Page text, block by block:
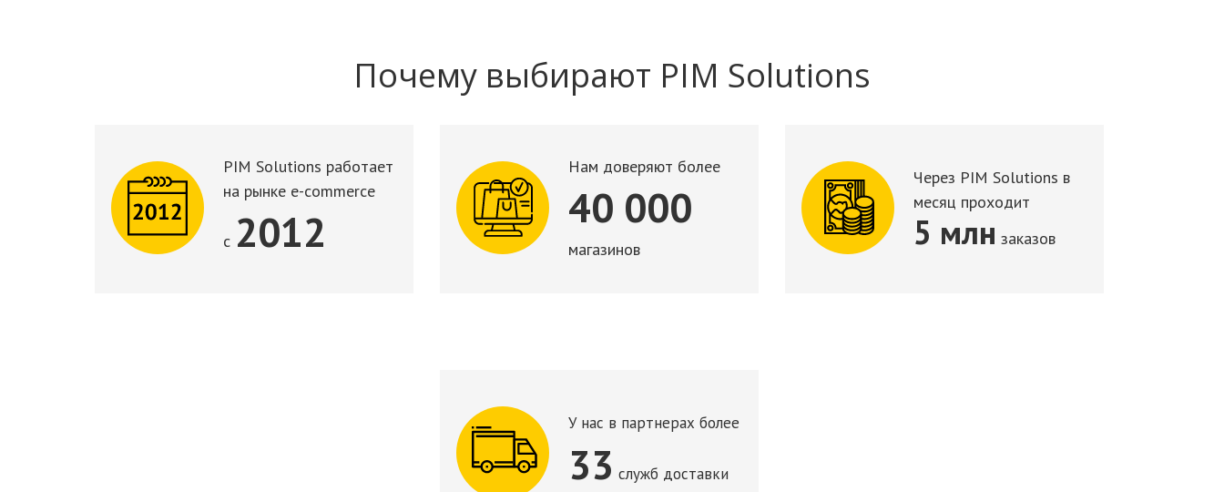
Почему выбирают PIM Solutions
PIM Solutions работает
на рынке e-commerce
c 2012
Нам доверяют более
40 000
магазинов
Через PIM Solutions в
месяц проходит
5 млн заказов
У нас в партнерах более
33 служб доставки